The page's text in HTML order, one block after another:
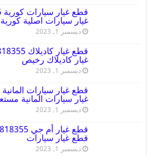
غيار سيارات اصلية كورية
ديسمبر 1, 2023
غيار كاديلاك رخيص
ديسمبر 1, 2023
غيار سيارات المانية
ديسمبر 1, 2023
قطع غيار سيارات
ديسمبر 1, 2023